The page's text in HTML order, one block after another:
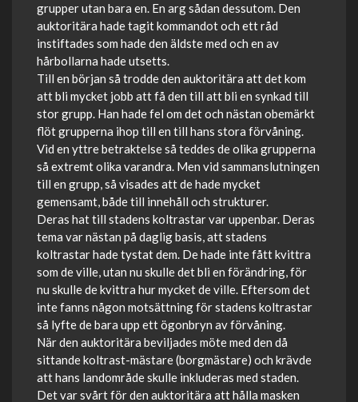
grupper utan bara en. En arg sådan dessutom. Den
auktoritära hade tagit kommandot och ett råd
instiftades som hade den äldste med och en av
hårbollarna hade utsetts.
Till en början så trodde den auktoritära att det kom
att bli mycket jobb att få den till att bli en synkad till
stor grupp. Han hade fel om det och nästan obemärkt
flöt grupperna ihop till en till hans stora förvåning.
Vid en yttre betraktelse så teddes de olika grupperna
så extremt olika varandra. Men vid sammanslutningen
till en grupp, så visades att de hade mycket
gemensamt, både till innehåll och strukturer.
Deras hat till stadens koltrastar var uppenbar. Deras
tema var nästan på daglig basis, att stadens
koltrastar hade tystat dem. De hade inte fått kvittra
som de ville, utan nu skulle det bli en förändring, för
nu skulle de kvittra hur mycket de ville. Eftersom det
inte fanns någon motsättning för stadens koltrastar
så lyfte de bara upp ett ögonbryn av förvåning.
När den auktoritära beviljades möte med den då
sittande koltrast-mästare (borgmästare) och krävde
att hans landområde skulle inkluderas med staden.
Det var svårt för den auktoritära att hålla masken